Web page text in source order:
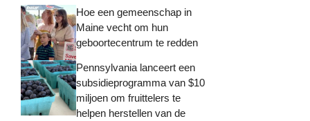
Hoe een gemeenschap in
Maine vecht om hun
geboortecentrum te redden
Pennsylvania lanceert een
subsidieprogramma van $10
miljoen om fruittelers te
helpen herstellen van de